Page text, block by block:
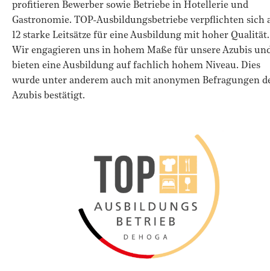
profitieren Bewerber sowie Betriebe in Hotellerie und
Gastronomie. TOP-Ausbildungsbetriebe verpflichten sich
12 starke Leitsätze für eine Ausbildung mit hoher Qualität.
Wir engagieren uns in hohem Maße für unsere Azubis
bieten eine Ausbildung auf fachlich hohem Niveau. Dies
wurde unter anderem auch mit anonymen Befragungen
Azubis bestätigt.